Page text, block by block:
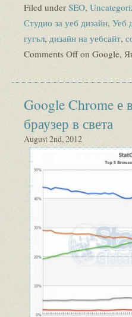
Filed under SEO,
Студио за уеб дизайн, Уеб
гугъл, дизайн на уебсайт,
Comments Offon Google,
Google Chrome е
браузер в света
August 2nd, 2012